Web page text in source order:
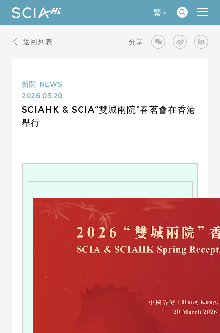
繁
返回列表 分享
新聞 NEWS
2026.03.20
SCIAHK & SCIA“雙城兩院”春茗會在香港
舉行